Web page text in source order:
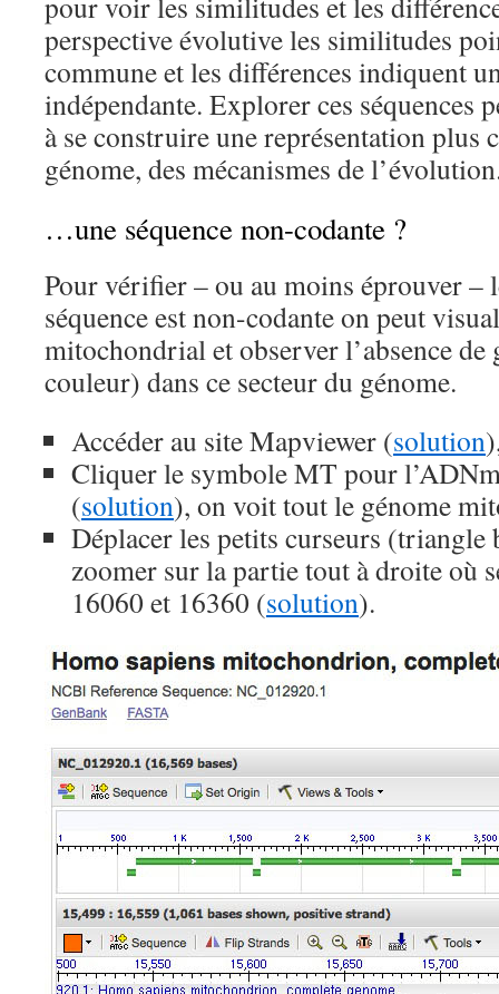
perspective évolutive les similitudes
commune et les différences indiquent
indépendante. Explorer ces séquences
à se construire une représentation plus
génome, des mécanismes de
…une séquence non-codante ?
Pour vérifier – ou au moins éprouver –
séquence est non-codante on peut
mitochondrial et observer l’absence de
couleur) dans ce secteur du génome.
Accéder au site Mapviewer (solution
Cliquer le symbole MT pour
(solution), on voit tout le génome
Déplacer les petits curseurs
zoomer sur la partie tout à droite où
16060 et 16360 (solution).